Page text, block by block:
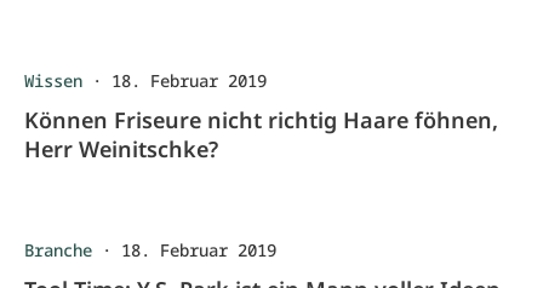
Wissen · 18. Februar 2019
Können Friseure nicht richtig Haare föhnen,
Herr Weinitschke?
Branche · 18. Februar 2019